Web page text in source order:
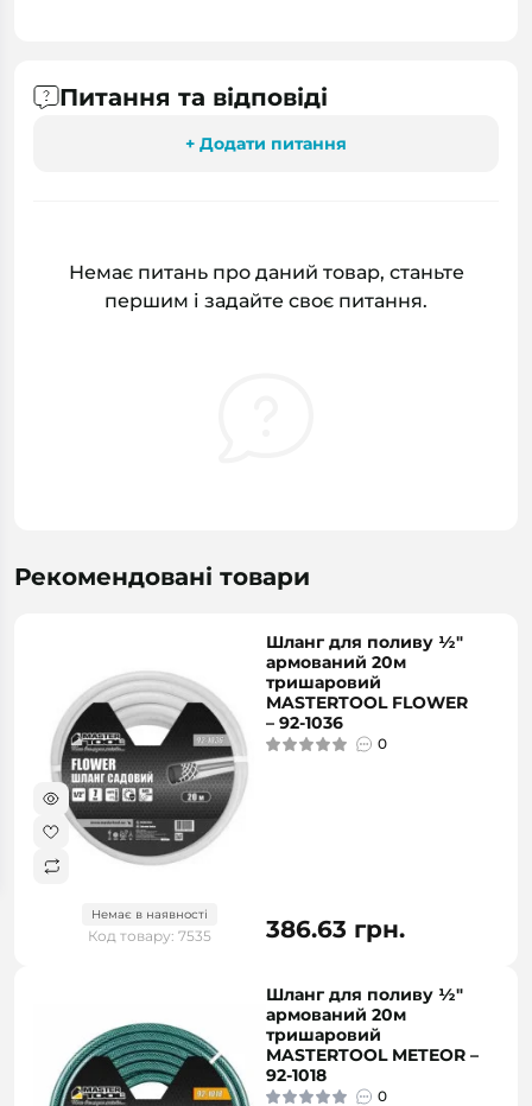
Питання та відповіді
+ Додати питання
Немає питань про даний товар, станьте
першим і задайте своє питання.
Рекомендовані товари
Немає в наявності
Код товару: 7535
Шланг для поливу ½"
армований 20м
тришаровий
MASTERTOOL FLOWER
– 92-1036
0
386.63 грн.
Шланг для поливу ½"
армований 20м
тришаровий
MASTERTOOL METEOR –
92-1018
0